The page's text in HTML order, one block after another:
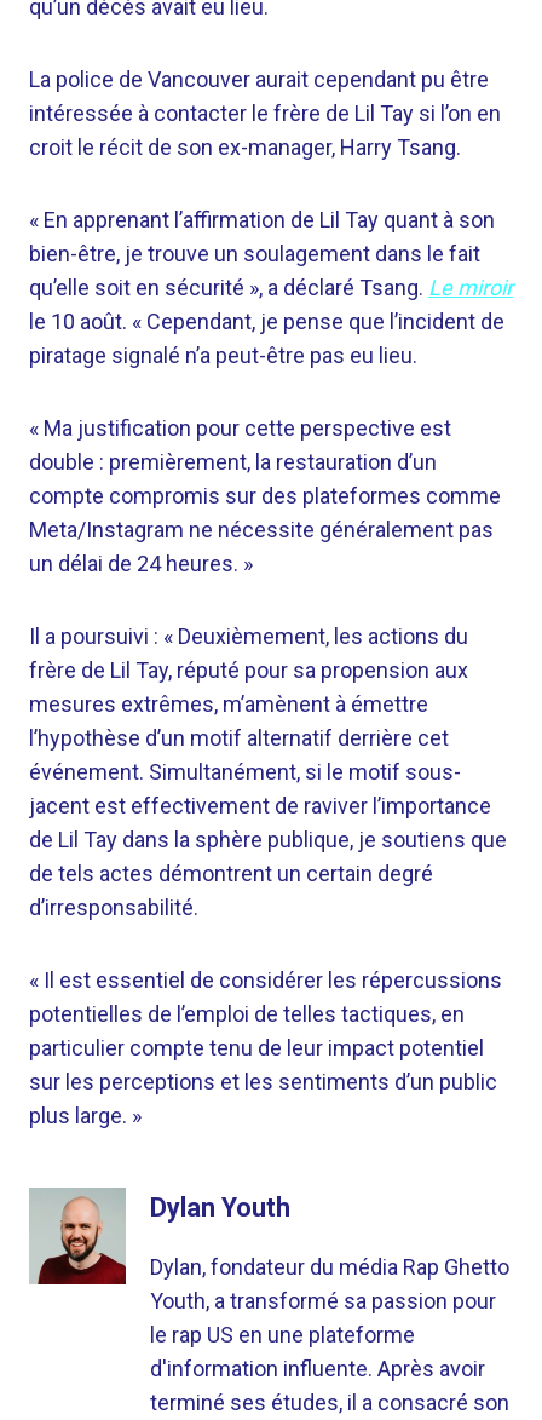
qu’un décès avait eu lieu.
La police de Vancouver aurait cependant pu être
intéressée à contacter le frère de Lil Tay si l’on en
croit le récit de son ex-manager, Harry Tsang.
« En apprenant l’affirmation de Lil Tay quant à son
bien-être, je trouve un soulagement dans le fait
qu’elle soit en sécurité », a déclaré Tsang. Le miroir
le 10 août. « Cependant, je pense que l’incident de
piratage signalé n’a peut-être pas eu lieu.
« Ma justification pour cette perspective est
double : premièrement, la restauration d’un
compte compromis sur des plateformes comme
Meta/Instagram ne nécessite généralement pas
un délai de 24 heures. »
Il a poursuivi : « Deuxièmement, les actions du
frère de Lil Tay, réputé pour sa propension aux
mesures extrêmes, m’amènent à émettre
l’hypothèse d’un motif alternatif derrière cet
événement. Simultanément, si le motif sous-
jacent est effectivement de raviver l’importance
de Lil Tay dans la sphère publique, je soutiens que
de tels actes démontrent un certain degré
d’irresponsabilité.
« Il est essentiel de considérer les répercussions
potentielles de l’emploi de telles tactiques, en
particulier compte tenu de leur impact potentiel
sur les perceptions et les sentiments d’un public
plus large. »
Dylan Youth
Dylan, fondateur du média Rap Ghetto
Youth, a transformé sa passion pour
le rap US en une plateforme
d'information influente. Après avoir
terminé ses études, il a consacré son